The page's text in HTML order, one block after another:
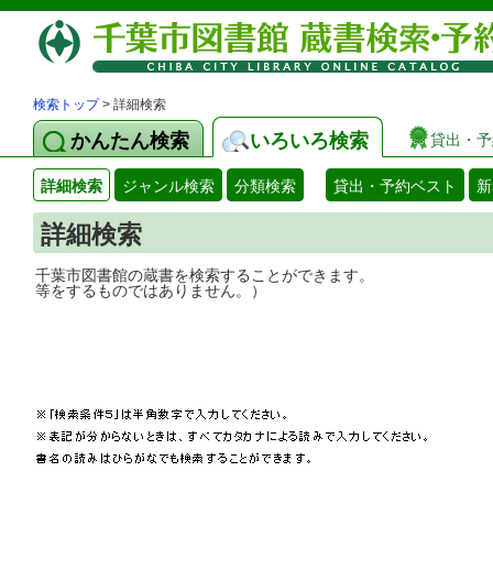
検索トップ> 詳細検索
かんたん検索 いろいろ検索 貸出・
詳細検索 ジャンル検索 分類検索 貸出・予約ベスト
詳細検索
千葉市図書館の蔵書を検索することがで
等をするものではありません。）